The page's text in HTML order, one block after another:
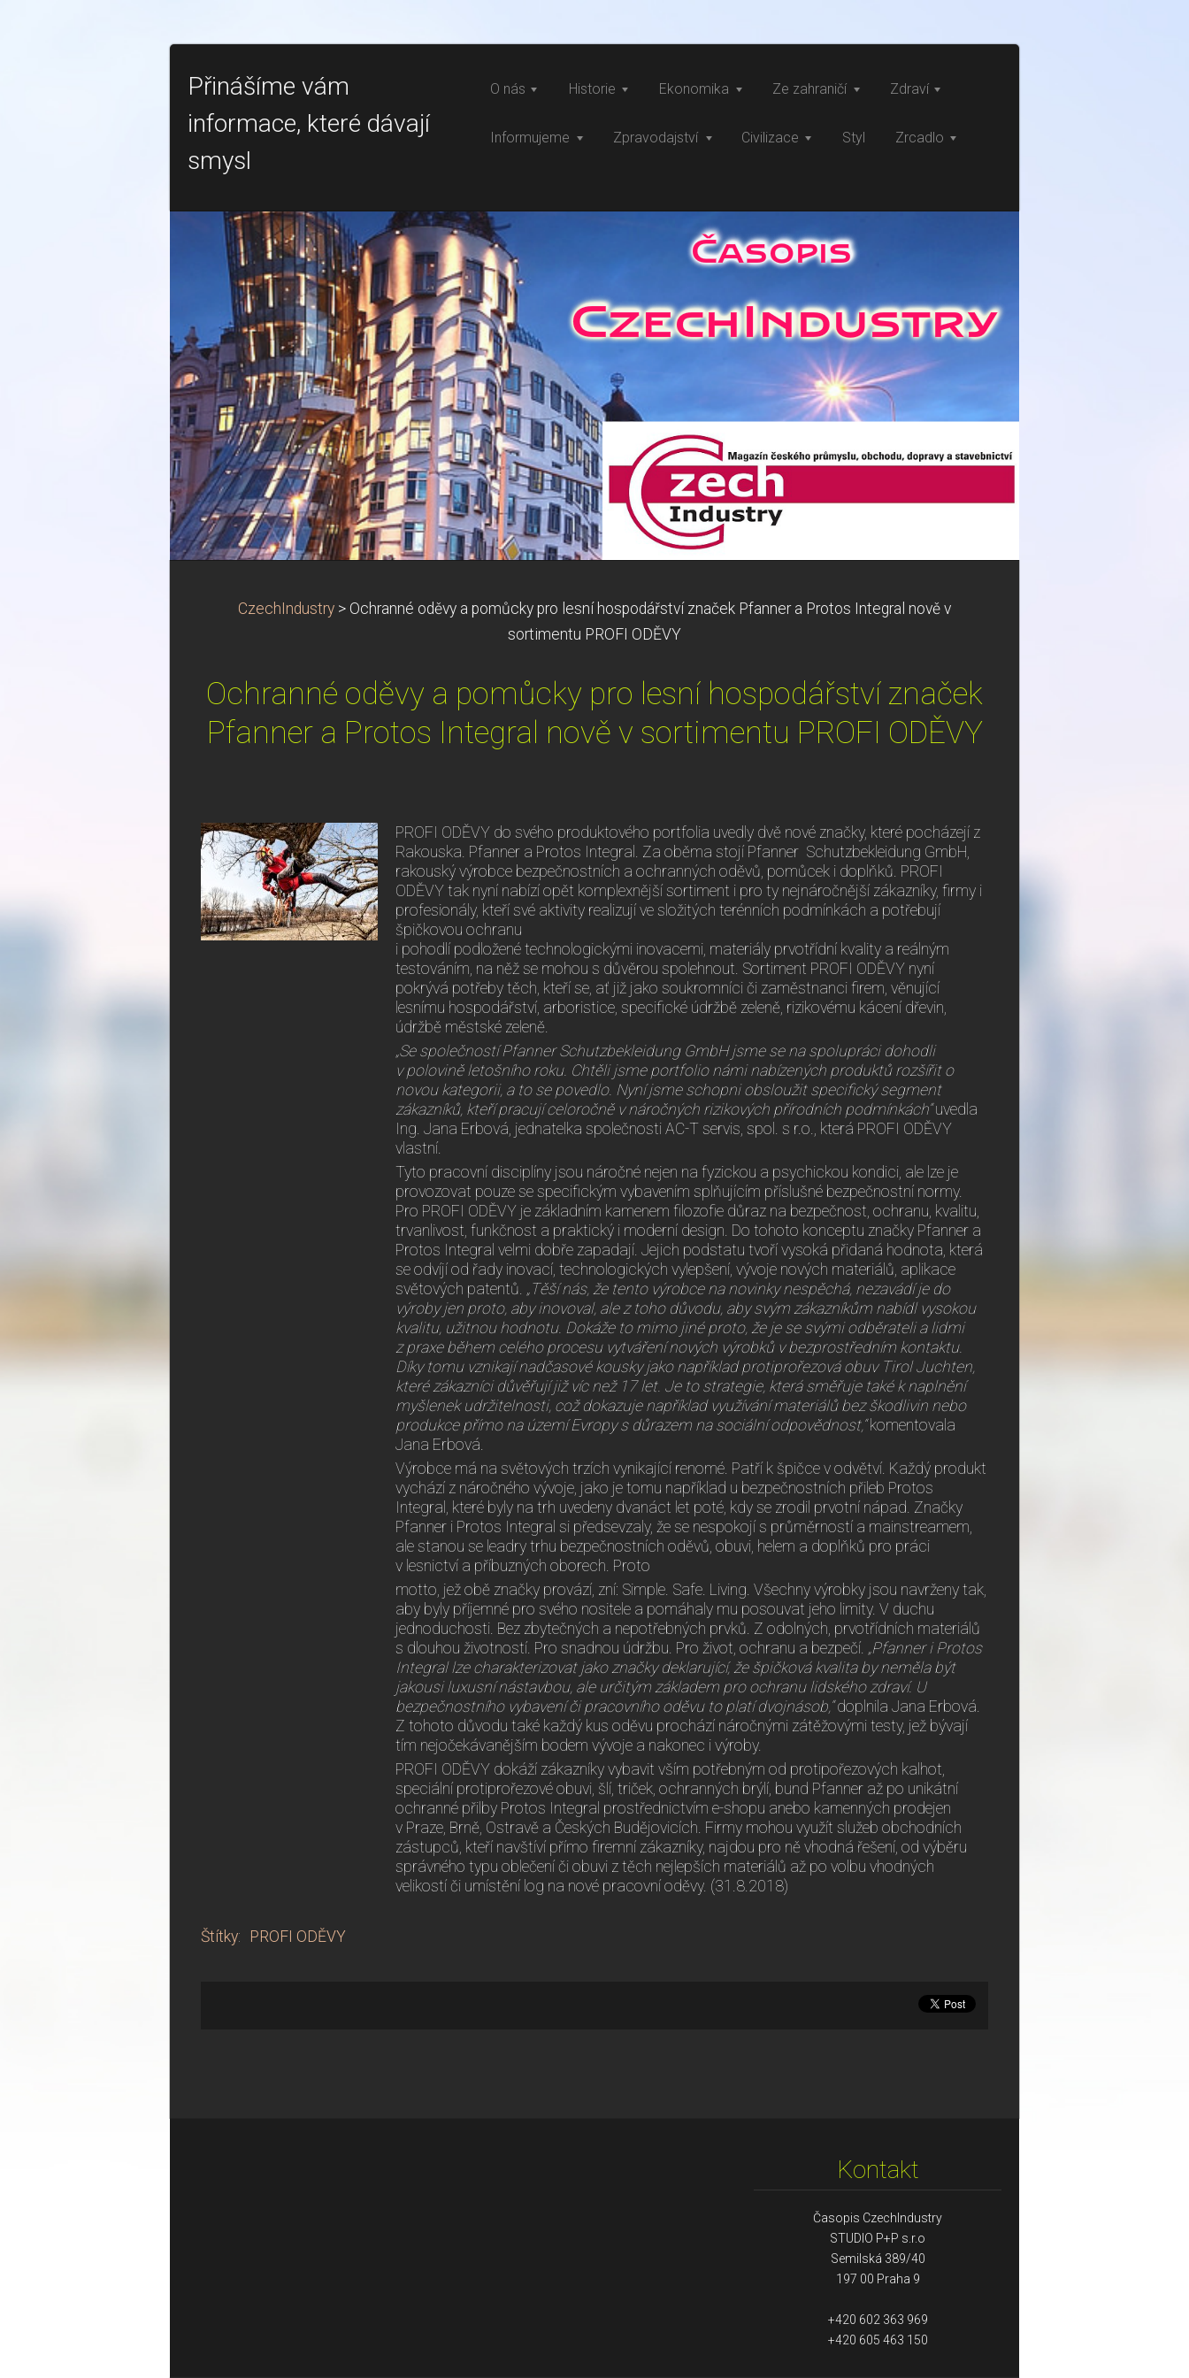
Přinášíme vám
informace, které dávají
smysl
O nás Historie Ekonomika Ze zahraničí Zdraví
Informujeme Zpravodajství Civilizace Styl Zrcadlo
CzechIndustry > Ochranné oděvy a pomůcky pro lesní hospodářství značek Pfanner a Protos Integral nově v
sortimentu PROFI ODĚVY
Ochranné oděvy a pomůcky pro lesní hospodářství značek
Pfanner a Protos Integral nově v sortimentu PROFI ODĚVY
PROFI ODĚVY do svého produktového portfolia uvedly dvě nové značky, které pocházejí z
Rakouska. Pfanner a Protos Integral. Za oběma stojí Pfanner Schutzbekleidung GmbH,
rakouský výrobce bezpečnostních a ochranných oděvů, pomůcek i doplňků. PROFI
ODĚVY tak nyní nabízí opět komplexnější sortiment i pro ty nejnáročnější zákazníky, firmy i
profesionály, kteří své aktivity realizují ve složitých terénních podmínkách a potřebují
špičkovou ochranu
i pohodlí podložené technologickými inovacemi, materiály prvotřídní kvality a reálným
testováním, na něž se mohou s důvěrou spolehnout. Sortiment PROFI ODĚVY nyní
pokrývá potřeby těch, kteří se, ať již jako soukromníci či zaměstnanci firem, věnující
lesnímu hospodářství, arboristice, specifické údržbě zeleně, rizikovému kácení dřevin,
údržbě městské zeleně.
„Se společností Pfanner Schutzbekleidung GmbH jsme se na spolupráci dohodli
v polovině letošního roku. Chtěli jsme portfolio námi nabízených produktů rozšířit o
novou kategorii, a to se povedlo. Nyní jsme schopni obsloužit specifický segment
zákazníků, kteří pracují celoročně v náročných rizikových přírodních podmínkách“uvedla
Ing. Jana Erbová, jednatelka společnosti AC-T servis, spol. s r.o., která PROFI ODĚVY
vlastní.
Tyto pracovní disciplíny jsou náročné nejen na fyzickou a psychickou kondici, ale lze je
provozovat pouze se specifickým vybavením splňujícím příslušné bezpečnostní normy.
Pro PROFI ODĚVY je základním kamenem filozofie důraz na bezpečnost, ochranu, kvalitu,
trvanlivost, funkčnost a praktický i moderní design. Do tohoto konceptu značky Pfanner a
Protos Integral velmi dobře zapadají. Jejich podstatu tvoří vysoká přidaná hodnota, která
se odvíjí od řady inovací, technologických vylepšení, vývoje nových materiálů, aplikace
světových patentů. „Těší nás, že tento výrobce na novinky nespěchá, nezavádí je do
výroby jen proto, aby inovoval, ale z toho důvodu, aby svým zákazníkům nabídl vysokou
kvalitu, užitnou hodnotu. Dokáže to mimo jiné proto, že je se svými odběrateli a lidmi
z praxe během celého procesu vytváření nových výrobků v bezprostředním kontaktu.
Díky tomu vznikají nadčasové kousky jako například protiprořezová obuv Tirol Juchten,
které zákazníci důvěřují již víc než 17 let. Je to strategie, která směřuje také k naplnění
myšlenek udržitelnosti, což dokazuje například využívání materiálů bez škodlivin nebo
produkce přímo na území Evropy s důrazem na sociální odpovědnost,“komentovala
Jana Erbová.
Výrobce má na světových trzích vynikající renomé. Patří k špičce v odvětví. Každý produkt
vychází z náročného vývoje, jako je tomu například u bezpečnostních přileb Protos
Integral, které byly na trh uvedeny dvanáct let poté, kdy se zrodil prvotní nápad. Značky
Pfanner i Protos Integral si předsevzaly, že se nespokojí s průměrností a mainstreamem,
ale stanou se leadry trhu bezpečnostních oděvů, obuvi, helem a doplňků pro práci
v lesnictví a příbuzných oborech. Proto
motto, jež obě značky provází, zní: Simple. Safe. Living. Všechny výrobky jsou navrženy tak,
aby byly příjemné pro svého nositele a pomáhaly mu posouvat jeho limity. V duchu
jednoduchosti. Bez zbytečných a nepotřebných prvků. Z odolných, prvotřídních materiálů
s dlouhou životností. Pro snadnou údržbu. Pro život, ochranu a bezpečí. „Pfanner i Protos
Integral lze charakterizovat jako značky deklarující, že špičková kvalita by neměla být
jakousi luxusní nástavbou, ale určitým základem pro ochranu lidského zdraví. U
bezpečnostního vybavení či pracovního oděvu to platí dvojnásob,“doplnila Jana Erbová.
Z tohoto důvodu také každý kus oděvu prochází náročnými zátěžovými testy, jež bývají
tím nejočekávanějším bodem vývoje a nakonec i výroby.
PROFI ODĚVY dokáží zákazníky vybavit vším potřebným od protipořezových kalhot,
speciální protiprořezové obuvi, šlí, triček, ochranných brýlí, bund Pfanner až po unikátní
ochranné přilby Protos Integral prostřednictvím e-shopu anebo kamenných prodejen
v Praze, Brně, Ostravě a Českých Budějovicích. Firmy mohou využít služeb obchodních
zástupců, kteří navštíví přímo firemní zákazníky, najdou pro ně vhodná řešení, od výběru
správného typu oblečení či obuvi z těch nejlepších materiálů až po volbu vhodných
velikostí či umístění log na nové pracovní oděvy. (31.8.2018)
Štítky: PROFI ODĚVY
Kontakt
Časopis CzechIndustry
STUDIO P+P s.r.o
Semilská 389/40
197 00 Praha 9
+420 602 363 969
+420 605 463 150